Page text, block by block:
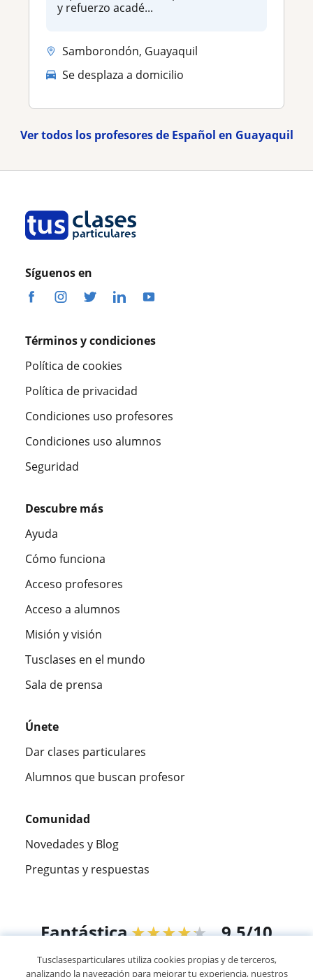
y refuerzo acadé...
Samborondón, Guayaquil
Se desplaza a domicilio
Ver todos los profesores de Español en Guayaquil
Síguenos en
Términos y condiciones
Política de cookies
Política de privacidad
Condiciones uso profesores
Condiciones uso alumnos
Seguridad
Descubre más
Ayuda
Cómo funciona
Acceso profesores
Acceso a alumnos
Misión y visión
Tusclases en el mundo
Sala de prensa
Únete
Dar clases particulares
Alumnos que buscan profesor
Comunidad
Novedades y Blog
Preguntas y respuestas
Fantástica★★★★★ 9,5/10
305915opiniones de alumnos
Tusclasesparticulares utiliza cookies propias y de terceros,
analizando la navegación para mejorar tu experiencia, nuestros